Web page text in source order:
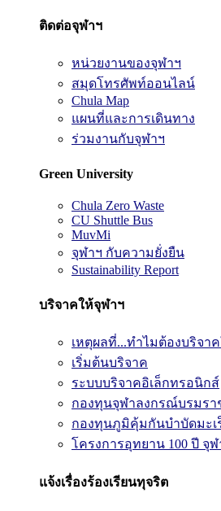
ติดต่อจุฬาฯ
หน่วยงานของจุฬาฯ
สมุดโทรศัพท์ออนไลน์
Chula Map
แผนที่และการเดินทาง
ร่วมงานกับจุฬาฯ
Green University
Chula Zero Waste
CU Shuttle Bus
MuvMi
จุฬาฯ กับความยั่งยืน
Sustainability Report
บริจาคให้จุฬาฯ
เหตุผลที่...ทำไมต้องบริจา
เริ่มต้นบริจาค
ระบบบริจาคอิเล็กทรอนิกส์
กองทุนจุฬาลงกรณ์บรมร
กองทุนภูมิคุ้มกันบำบัดมะเ
โครงการอุทยาน 100 ปี จุ
แจ้งเรื่องร้องเรียนทุจริต